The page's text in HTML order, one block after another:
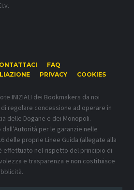
FAQ
PRIVACY
COOKIES
INIZIALI dei Bookmakers da noi
regolare concessione ad operare in
delle Dogane e dei Monopoli.
per le garanzie nelle
delle proprie Linee Guida (allegate alla
effettuato nel rispetto del principio di
e trasparenza e non costituisce